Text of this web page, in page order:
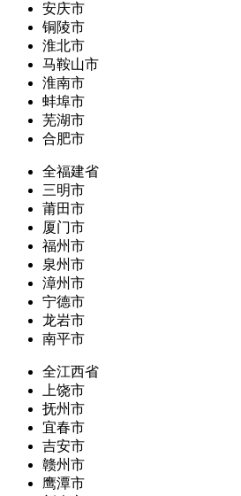
安庆市
铜陵市
淮北市
马鞍山市
淮南市
蚌埠市
芜湖市
合肥市
全福建省
三明市
莆田市
厦门市
福州市
泉州市
漳州市
宁德市
龙岩市
南平市
全江西省
上饶市
抚州市
宜春市
吉安市
赣州市
鹰潭市